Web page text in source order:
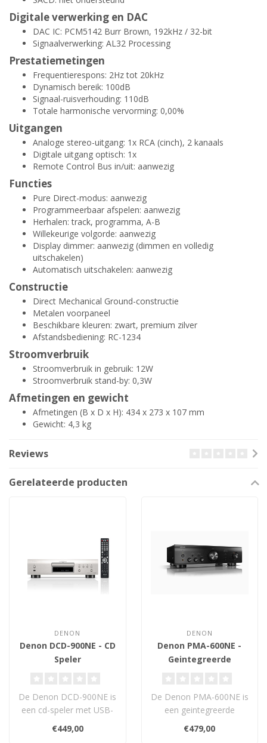
Digitale verwerking en DAC
DAC IC: PCM5142 Burr Brown, 192kHz / 32-bit
Signaalverwerking: AL32 Processing
Prestatiemetingen
Frequentierespons: 2Hz tot 20kHz
Dynamisch bereik: 100dB
Signaal-ruisverhouding: 110dB
Totale harmonische vervorming: 0,00%
Uitgangen
Analoge stereo-uitgang: 1x RCA (cinch), 2 kanaals
Digitale uitgang optisch: 1x
Remote Control Bus in/uit: aanwezig
Functies
Pure Direct-modus: aanwezig
Programmeerbaar afspelen: aanwezig
Herhalen: track, programma, A-B
Willekeurige volgorde: aanwezig
Display dimmer: aanwezig (dimmen en volledig
uitschakelen)
Automatisch uitschakelen: aanwezig
Constructie
Direct Mechanical Ground-constructie
Metalen voorpaneel
Beschikbare kleuren: zwart, premium zilver
Afstandsbediening: RC-1234
Stroomverbruik
Stroomverbruik in gebruik: 12W
Stroomverbruik stand-by: 0,3W
Afmetingen en gewicht
Afmetingen (B x D x H): 434 x 273 x 107 mm
Gewicht: 4,3 kg
Reviews
Gerelateerde producten
DENON
Denon DCD-900NE - CD
Speler
De Denon DCD-900NE is
een cd-speler met USB-
ingang, Advanced AL32
Processing Plu..
€449,00
DENON
Denon PMA-600NE -
Geintegreerde
De Denon PMA-600NE is
een geintegreerde
versterker met 45W per
kanaal (8 ohm), B..
€479,00